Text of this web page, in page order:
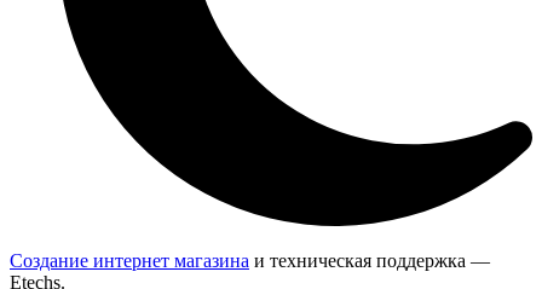
Создание интернет магазина и техническая поддержка —
Etechs.